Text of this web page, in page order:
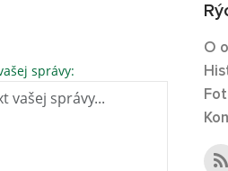
správy:
O